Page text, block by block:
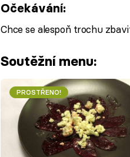
Očekávání:
Chce se alespoň trochu
Soutěžní menu:
PROSTŘENO!